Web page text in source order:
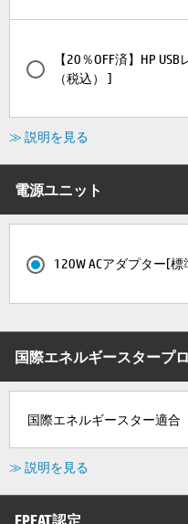
【20％OFF済】HP
（税込） ]
≫ 説明を見る
電源ユニット
120W ACアダプター[標
国際エネルギースタープ
国際エネルギースター適合
≫ 説明を見る
EPEAT認定